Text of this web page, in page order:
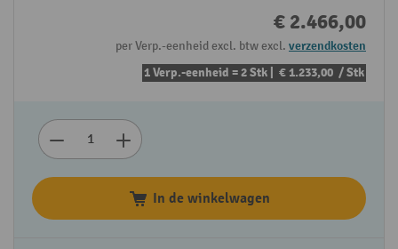
€ 2.466,00
per Verp.-eenheid excl. btw excl. verzendkosten
1 Verp.-eenheid = 2 Stk | € 1.233,00 / Stk
In de winkelwagen